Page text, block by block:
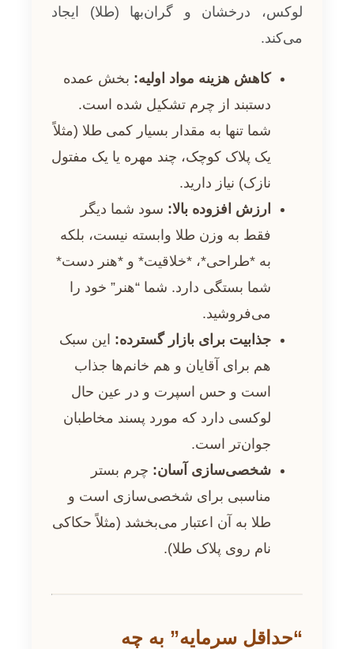
لوکس، درخشان و گران‌بها (طلا) ایجاد
می‌کند.
کاهش هزینه مواد اولیه: بخش عمده
دستبند از چرم تشکیل شده است.
شما تنها به مقدار بسیار کمی طلا (مثلاً
یک پلاک کوچک، چند مهره یا یک مفتول
نازک) نیاز دارید.
ارزش افزوده بالا: سود شما دیگر
فقط به وزن طلا وابسته نیست، بلکه
به *طراحی*، *خلاقیت* و *هنر دست*
شما بستگی دارد. شما “هنر” خود را
می‌فروشید.
جذابیت برای بازار گسترده: این سبک
هم برای آقایان و هم خانم‌ها جذاب
است و حس اسپرت و در عین حال
لوکسی دارد که مورد پسند مخاطبان
جوان‌تر است.
شخصی‌سازی آسان: چرم بستر
مناسبی برای شخصی‌سازی است و
طلا به آن اعتبار می‌بخشد (مثلاً حکاکی
نام روی پلاک طلا).
“حداقل سرمایه” به چه